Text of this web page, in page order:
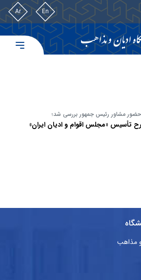
En
Ar
حضور مشاور رئیس جمهور بررسی شد؛
تأسیس «مجلس اقوام و ادیان ایران»
مذاهب